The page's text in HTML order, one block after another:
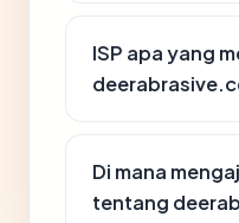
ISP apa yang
Di mana
tentang